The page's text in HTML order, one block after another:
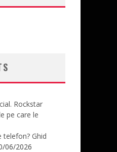
Rockstar
pe care le
telefon? Ghid
06/2026